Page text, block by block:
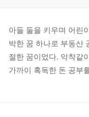
아들 둘을 키우며 어린
박한 꿈 하나로 부동산
절한 꿈이었다. 악착같
가까이 혹독한 돈 공부